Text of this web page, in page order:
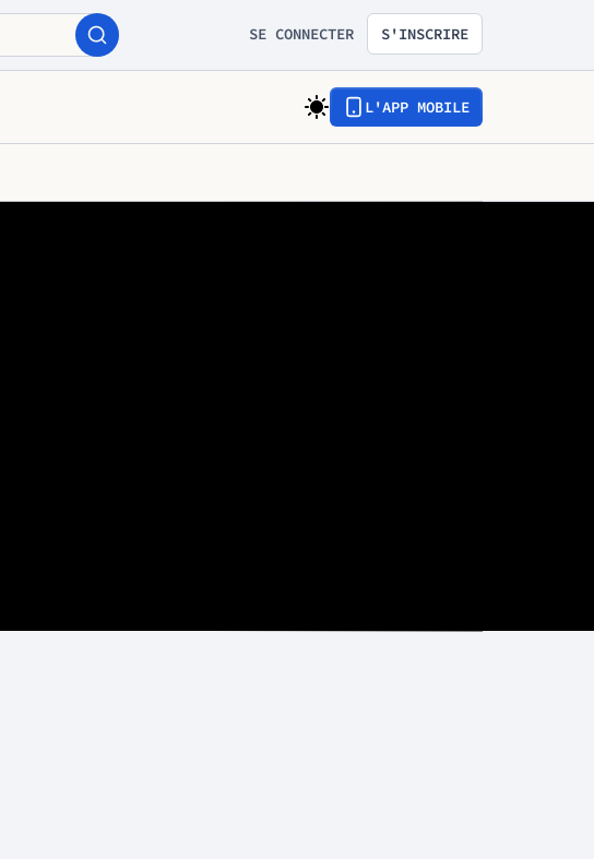
SE CONNECTER S'INSCRIRE
L'APP MOBILE